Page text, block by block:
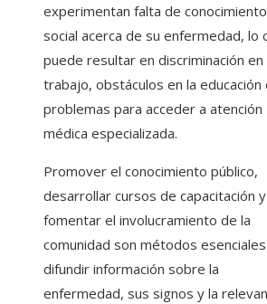
experimentan falta de conocimiento
social acerca de su enfermedad, lo
puede resultar en discriminación en
trabajo, obstáculos en la educación
problemas para acceder a atención
médica especializada.
Promover el conocimiento público,
desarrollar cursos de capacitación y
fomentar el involucramiento de la
comunidad son métodos
difundir información sobre la
enfermedad, sus signos y la